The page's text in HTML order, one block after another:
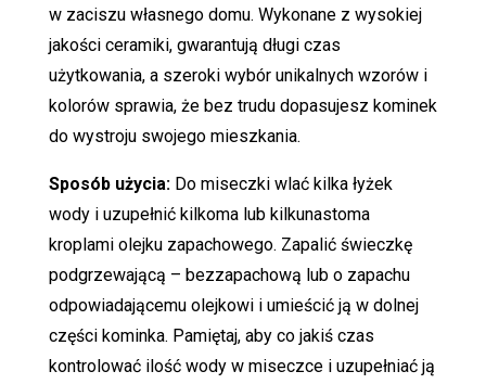
w zaciszu własnego domu. Wykonane z wysokiej
jakości ceramiki, gwarantują długi czas
użytkowania, a szeroki wybór unikalnych wzorów i
kolorów sprawia, że bez trudu dopasujesz kominek
do wystroju swojego mieszkania.
Sposób użycia: Do miseczki wlać kilka łyżek
wody i uzupełnić kilkoma lub kilkunastoma
kroplami olejku zapachowego. Zapalić świeczkę
podgrzewającą – bezzapachową lub o zapachu
odpowiadającemu olejkowi i umieścić ją w dolnej
części kominka. Pamiętaj, aby co jakiś czas
kontrolować ilość wody w miseczce i uzupełniać ją